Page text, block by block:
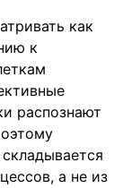
как
к
распознают
а не из